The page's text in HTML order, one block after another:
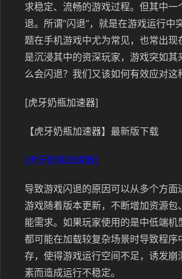
求稳定、流畅的游戏过程。但其中
退。所谓“闪退”，就是在游戏运行
题在手机游戏中尤为常见，也常出
是沉浸其中的资深玩家，游戏突如
么会闪退？我们又该如何有效应对这
[虎牙奶瓶加速器]
【虎牙奶瓶加速器】最新版下载
[虎牙奶瓶加速器]
导致游戏闪退的原因可以从多个方
游戏随着版本更新，不断增加资源
能需求。如果玩家使用的是中低端机
都可能在加载较复杂场景时导致程
存，使得游戏运行空间不足，诱发
素而造成运行不稳定。